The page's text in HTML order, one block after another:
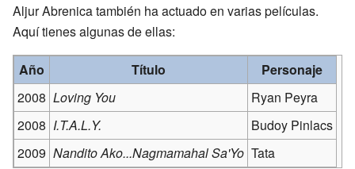
Aljur Abrenica también ha actuado en varias películas.
Aquí tienes algunas de ellas:
Año Título
Personaje
2008 Loving You
Ryan Peyra
2008 I.T.A.L.Y.
Budoy Pinlacs
2009 Nandito Ako...Nagmamahal Sa'Yo Tata